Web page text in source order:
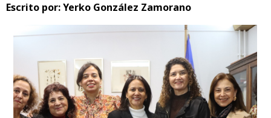
Escrito por:Yerko González Zamorano